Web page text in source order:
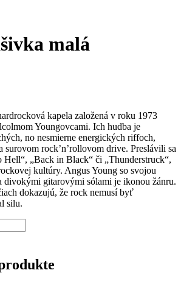
malá
kapela založená v roku 1973
Youngovcami. Ich hudba je
no nesmierne energických riffoch,
rock’n’rollovom drive. Preslávili sa
„Back in Black“ či „Thunderstruck“,
kultúry. Angus Young so svojou
divokými gitarovými sólami je ikonou žánru.
dokazujú, že rock nemusí byť
silu.